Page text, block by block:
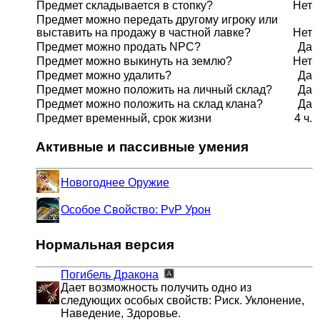
Предмет складывается в стопку?
Нет
Предмет можно передать другому игроку или
выставить на продажу в частной лавке?
Нет
Предмет можно продать NPC?
Да
Предмет можно выкинуть на землю?
Нет
Предмет можно удалить?
Да
Предмет можно положить на личный склад?
Да
Предмет можно положить на склад клана?
Да
Предмет временный, срок жизни
4 ч.
Активные и пассивные умения
Новогоднее Оружие
Особое Свойство: PvP Урон
Нормальная версия
Погибель Дракона
Дает возможность получить одно из
следующих особых свойств: Риск. Уклонение,
Наведение, Здоровье.